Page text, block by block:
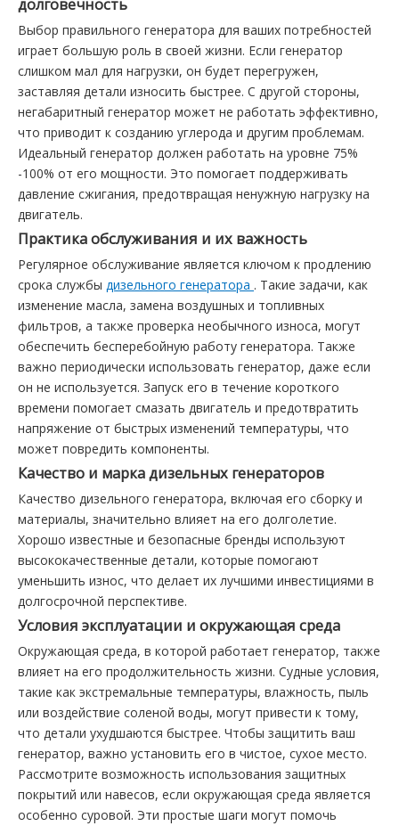
долговечность
Выбор правильного генератора для ваших потребностей
играет большую роль в своей жизни. Если генератор
слишком мал для нагрузки, он будет перегружен,
заставляя детали износить быстрее. С другой стороны,
негабаритный генератор может не работать эффективно,
что приводит к созданию углерода и другим проблемам.
Идеальный генератор должен работать на уровне 75%
-100% от его мощности. Это помогает поддерживать
давление сжигания, предотвращая ненужную нагрузку на
двигатель.
Практика обслуживания и их важность
Регулярное обслуживание является ключом к продлению
срока службы дизельного генератора . Такие задачи, как
изменение масла, замена воздушных и топливных
фильтров, а также проверка необычного износа, могут
обеспечить бесперебойную работу генератора. Также
важно периодически использовать генератор, даже если
он не используется. Запуск его в течение короткого
времени помогает смазать двигатель и предотвратить
напряжение от быстрых изменений температуры, что
может повредить компоненты.
Качество и марка дизельных генераторов
Качество дизельного генератора, включая его сборку и
материалы, значительно влияет на его долголетие.
Хорошо известные и безопасные бренды используют
высококачественные детали, которые помогают
уменьшить износ, что делает их лучшими инвестициями в
долгосрочной перспективе.
Условия эксплуатации и окружающая среда
Окружающая среда, в которой работает генератор, также
влияет на его продолжительность жизни. Судные условия,
такие как экстремальные температуры, влажность, пыль
или воздействие соленой воды, могут привести к тому,
что детали ухудшаются быстрее. Чтобы защитить ваш
генератор, важно установить его в чистое, сухое место.
Рассмотрите возможность использования защитных
покрытий или навесов, если окружающая среда является
особенно суровой. Эти простые шаги могут помочь